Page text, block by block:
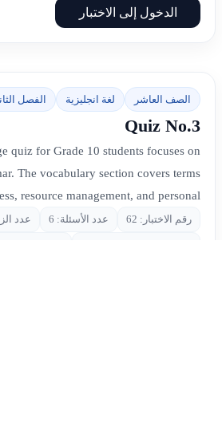
الدخول إلى الاختبار
الصف العاشر لغة انجليزية الفصل
Quiz No.3
quiz for Grade 10 students focuses on
The vocabulary section covers terms
resource management, and personal...
رقم الاختبار: 62 عدد الأسئلة: 6 عدد